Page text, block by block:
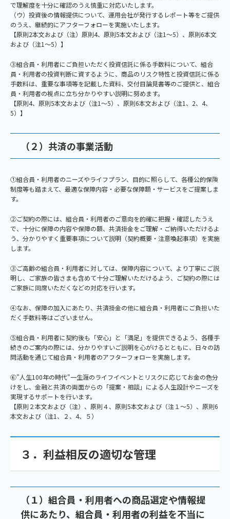
で理解度を十分に確認のうえ慎重に対応いたします。
（ウ）投資後の情報提供について、運用会社が発行するレポート等をご提供
のうえ、継続的にアフターフォローを実施いたします。
【原則2本文および（注）原則4、原則5本文および（注1～5）、原則6本文
および（注1～5）】
③組合員・利用者にご負担いただく投資信託に係る手数料について、組合
員・利用者の投資判断に資するように、商品のリスク特性と投資信託に係る
手数料は、重要な事項等を記載した資料、交付目論見書等のご提供と、組合
員・利用者の視点に立ち分かりやすい説明に努めます。
【原則4、原則5本文および（注1～5）、原則6本文および（注1、2、4、
5）】
（２）共済の事業活動
①組合員・利用者のニーズやライフプラン、目的に照らして、各種公的保険
制度等も踏まえて、最適な保障内容・必要な保障額・サービスをご提案しま
す。
②ご契約の際には、組合員・利用者のご意向を的確に把握・確認したうえ
で、十分に保障の内容や保障の額、共済掛金をご理解・ご納得いただけるよ
う、分かりやすく重要事項について説明（契約概要・注意喚起事項）を実施
します。
③ご高齢の組合員・利用者に対しては、保障内容について、より丁寧にご説
明し、ご家族の皆さまも含めて十分ご理解いただけるよう、ご契約の際には
ご家族に同席いただくなどの対応を行います。
④なお、保障の加入にあたり、共済掛金の他に組合員・利用者にご負担いた
だく手数料等はございません。
⑤組合員・利用者に契約後も「安心」と「満足」を提供できるよう、各種手
続きのご案内の際には、分かりやすいご説明を心がけるとともに、日々の訪
問活動を通じて組合員・利用者のアフターフォローを実施します。
⑥"人生100年の時代"一生涯のライフイベントとリスクに応じてお金の色分
けをし、金融と共済の両面からの「提案・相談」による人生設計やニーズを
実現するサポートを行います。
【原則２本文および（注）、原則４、原則5本文および（注１～5）、原則6
本文および（注1、２、4、５）
３．利益相反の適切な管理
（１）組合員・利用者への商品選定や情報提
供にあたり、組合員・利用者の利益を不当に